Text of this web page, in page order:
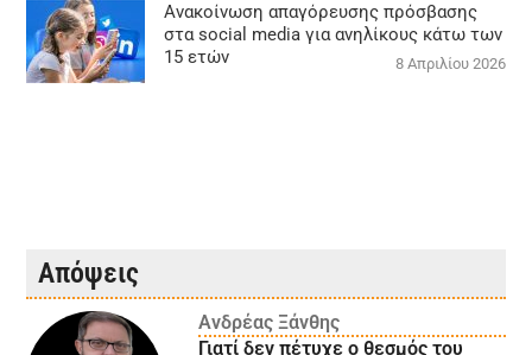
Ανακοίνωση απαγόρευσης πρόσβασης
στα social media για ανηλίκους κάτω των
15 ετών
8 Απριλίου 2026
Απόψεις
Ανδρέας Ξάνθης
Γιατί δεν πέτυχε ο θεσμός του